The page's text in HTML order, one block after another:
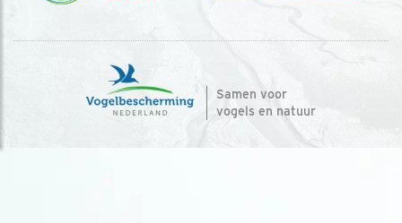
Samen voor
vogels en natuur